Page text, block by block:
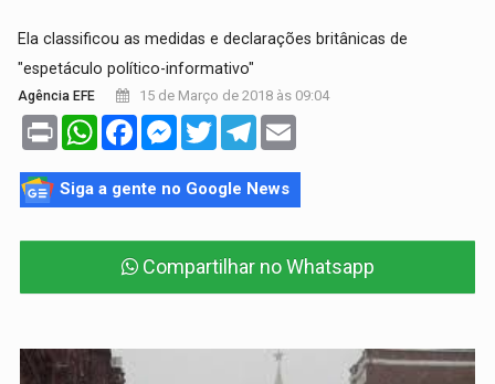
Ela classificou as medidas e declarações britânicas de
"espetáculo político-informativo"
Agência EFE 15 de Março de 2018 às 09:04
Print WhatsAppFacebookMessenger
TwitterTelegram
Siga a gente no Google News
Compartilhar no Whatsapp